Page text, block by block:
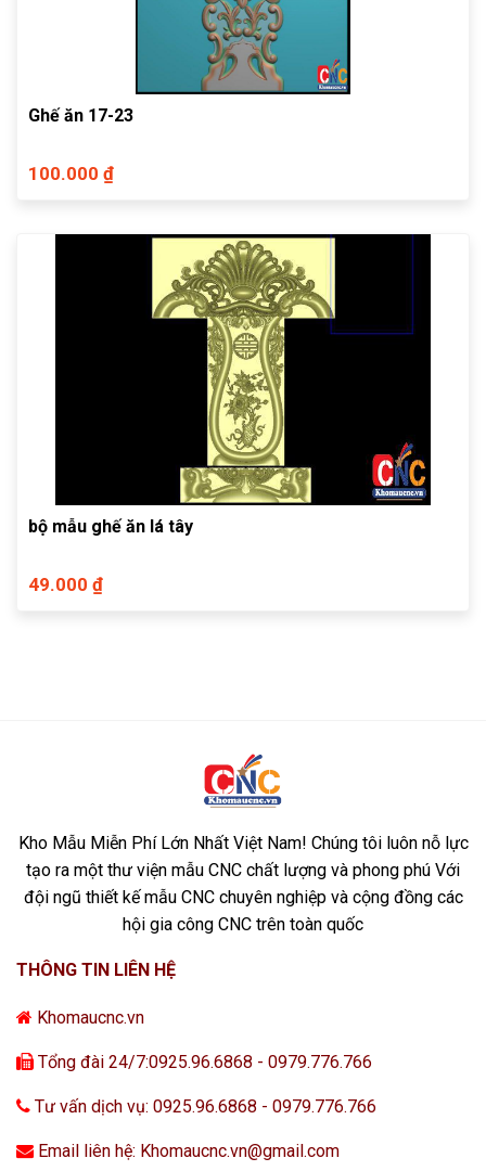
Ghế ăn 17-23
100.000 ₫
bộ mẫu ghế ăn lá tây
49.000 ₫
Kho Mẫu Miễn Phí Lớn Nhất Việt Nam! Chúng tôi luôn nỗ lực
tạo ra một thư viện mẫu CNC chất lượng và phong phú Với
đội ngũ thiết kế mẫu CNC chuyên nghiệp và cộng đồng các
hội gia công CNC trên toàn quốc
THÔNG TIN LIÊN HỆ
Khomaucnc.vn
Tổng đài 24/7:0925.96.6868 - 0979.776.766
Tư vấn dịch vụ: 0925.96.6868 - 0979.776.766
Email liên hệ: Khomaucnc.vn@gmail.com